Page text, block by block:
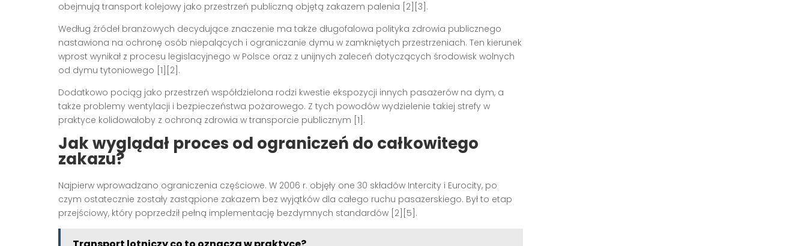
obejmują transport kolejowy jako przestrzeń publiczną objętą zakazem palenia [2][3].
Według źródeł branżowych decydujące znaczenie ma także długofalowa polityka zdrowia publicznego
nastawiona na ochronę osób niepalących i ograniczanie dymu w zamkniętych przestrzeniach. Ten kierunek
wprost wynikał z procesu legislacyjnego w Polsce oraz z unijnych zaleceń dotyczących środowisk wolnych
od dymu tytoniowego [1][2].
Dodatkowo pociąg jako przestrzeń współdzielona rodzi kwestie ekspozycji innych pasażerów na dym, a
także problemy wentylacji i bezpieczeństwa pożarowego. Z tych powodów wydzielenie takiej strefy w
praktyce kolidowałoby z ochroną zdrowia w transporcie publicznym [1].
Jak wyglądał proces od ograniczeń do całkowitego
zakazu?
Najpierw wprowadzano ograniczenia częściowe. W 2006 r. objęły one 30 składów Intercity i Eurocity, po
czym ostatecznie zostały zastąpione zakazem bez wyjątków dla całego ruchu pasażerskiego. Był to etap
przejściowy, który poprzedził pełną implementację bezdymnych standardów [2][5].